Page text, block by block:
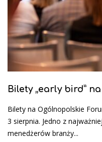
Bilety „early bird” na
Bilety na Ogólnopolskie
3 sierpnia. Jedno z
menedżerów branży...